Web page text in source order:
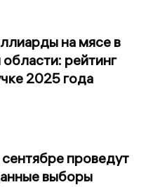
на мясе в
рейтинг
2025 года
проведут
выборы